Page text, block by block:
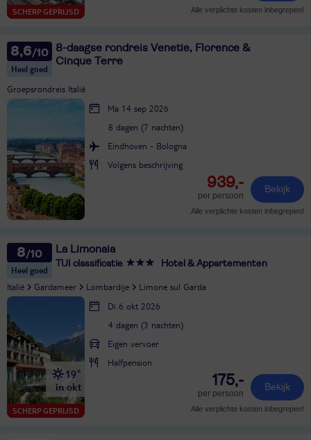
SCHERP GEPRIJSD Alle verplichte kosten inbegrepen!
8,6
Heel goed
8-daagse rondreis Venetie, Florence &
Cinque Terre
Groepsrondreis Italië
Ma 14 sep 2026
8 dagen (7 nachten)
Eindhoven - Bologna
Volgens beschrijving
939,-
per persoon
Bekijk
Alle verplichte kosten inbegrepen!
8
Heel goed
La Limonaia
TUI classificatie Hotel & Appartementen
Italië Gardameer Lombardije Limone sul Garda
SCHERP GEPRIJSD
19°
in okt
Di 6 okt 2026
4 dagen (3 nachten)
Eigen vervoer
Halfpension
175,-
per persoon
Bekijk
Alle verplichte kosten inbegrepen!